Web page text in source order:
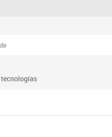
tecnologías